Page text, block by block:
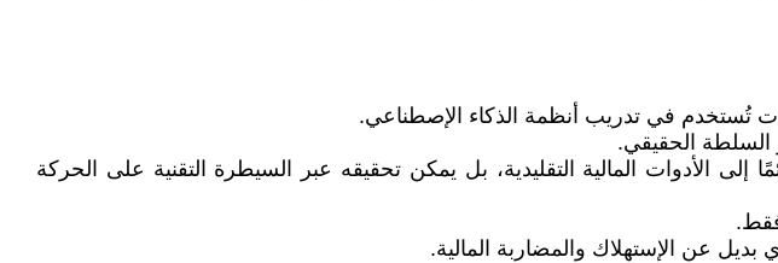
تُستخدم في تدريب أنظمة الذكاء الإصطناعي.
السلطة الحقيقي.
المالية التقليدية، بل يمكن تحقيقه عبر السيطرة التقنية على الحركة
عن الإستهلاك والمضاربة المالية.